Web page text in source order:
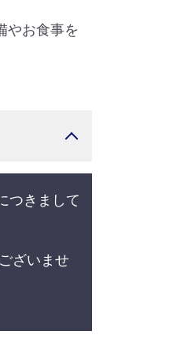
やお食事を
つきまして
ざいませ